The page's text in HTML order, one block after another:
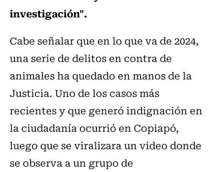
investigación".
Cabe señalar que en lo que va de 2024,
una serie de delitos en contra de
animales ha quedado en manos de la
Justicia. Uno de los casos más
recientes y que generó indignación en
la ciudadanía ocurrió en Copiapó,
luego que se viralizara un video donde
se observa a un grupo de